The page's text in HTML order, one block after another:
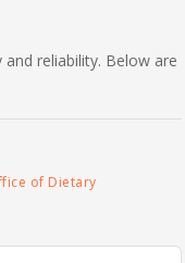
reliability. Below are
of Dietary